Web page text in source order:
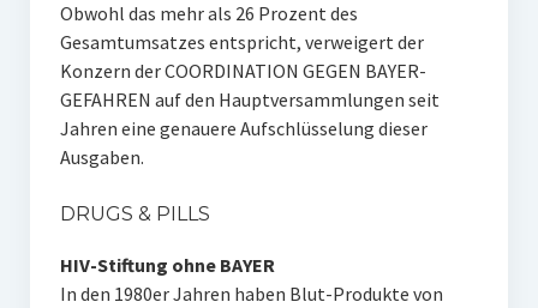
Obwohl das mehr als 26 Prozent des
Gesamtumsatzes entspricht, verweigert der
Konzern der COORDINATION GEGEN BAYER-
GEFAHREN auf den Hauptversammlungen seit
Jahren eine genauere Aufschlüsselung dieser
Ausgaben.
DRUGS & PILLS
HIV-Stiftung ohne BAYER
In den 1980er Jahren haben Blut-Produkte von